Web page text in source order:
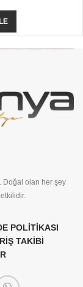
Doğal olan her şey
POLİTİKASI
TAKİBİ